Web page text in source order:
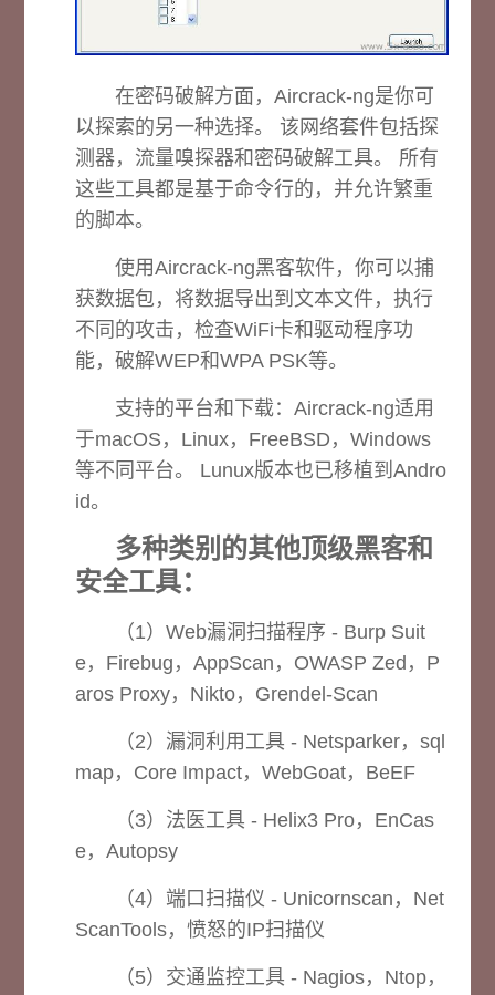
在密码破解方面，Aircrack-ng是你可
以探索的另一种选择。 该网络套件包括探
测器，流量嗅探器和密码破解工具。 所有
这些工具都是基于命令行的，并允许繁重
的脚本。
使用Aircrack-ng黑客软件，你可以捕
获数据包，将数据导出到文本文件，执行
不同的攻击，检查WiFi卡和驱动程序功
能，破解WEP和WPA PSK等。
支持的平台和下载：Aircrack-ng适用
于macOS，Linux，FreeBSD，Windows
等不同平台。 Lunux版本也已移植到Andro
id。
多种类别的其他顶级黑客和
安全工具：
（1）Web漏洞扫描程序 - Burp Suit
e，Firebug，AppScan，OWASP Zed，P
aros Proxy，Nikto，Grendel-Scan
（2）漏洞利用工具 - Netsparker，sql
map，Core Impact，WebGoat，BeEF
（3）法医工具 - Helix3 Pro，EnCas
e，Autopsy
（4）端口扫描仪 - Unicornscan，Net
ScanTools，愤怒的IP扫描仪
（5）交通监控工具 - Nagios，Ntop，